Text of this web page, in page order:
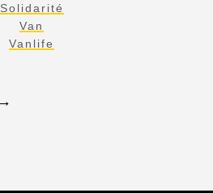
Solidarité
Van
Vanlife